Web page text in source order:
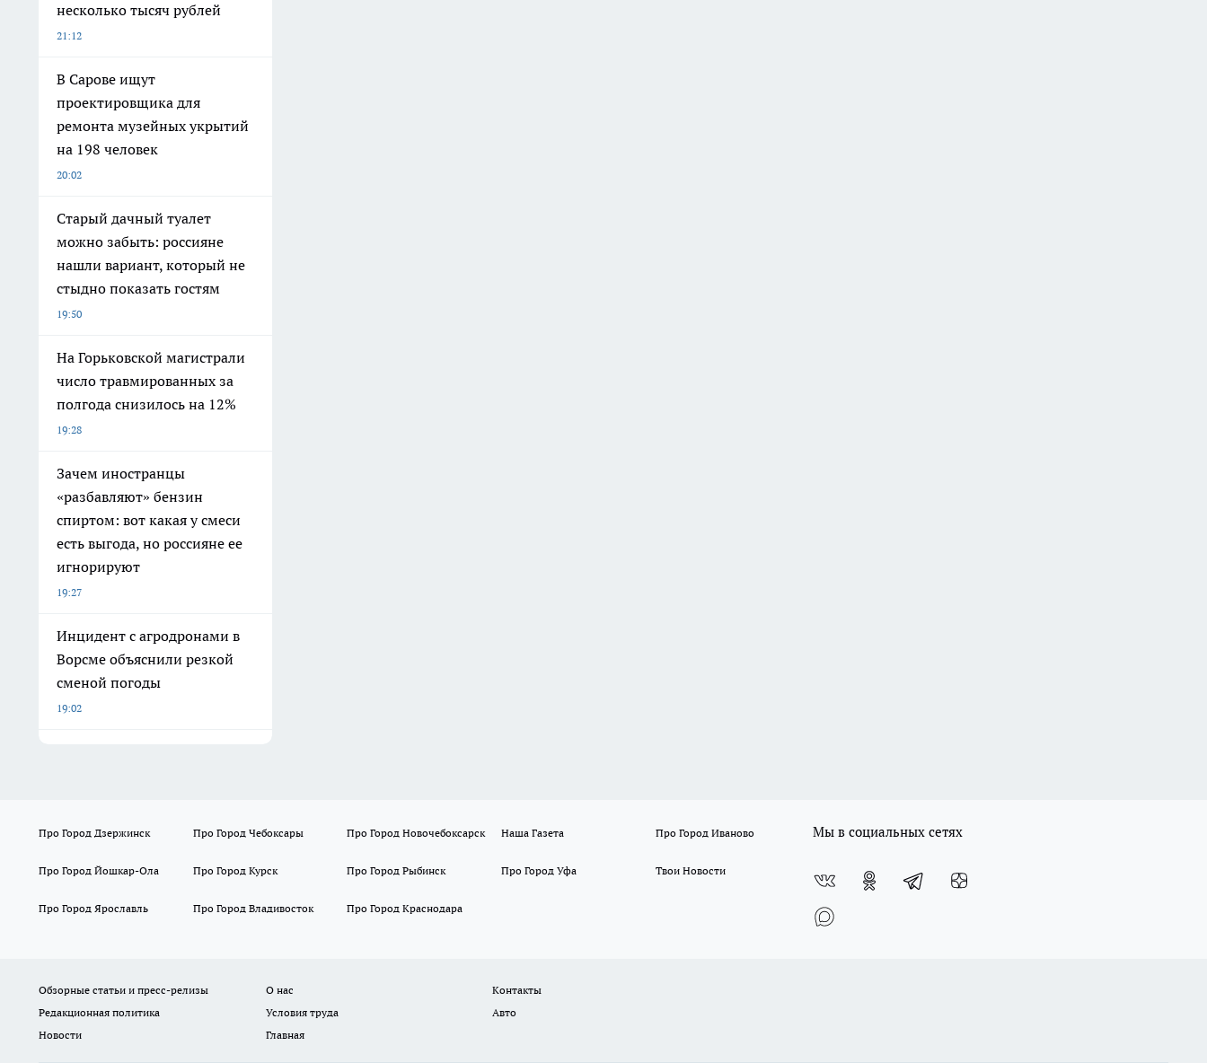
несколько тысяч рублей
21:12
В Сарове ищут
проектировщика для
ремонта музейных укрытий
на 198 человек
20:02
Старый дачный туалет
можно забыть: россияне
нашли вариант, который не
стыдно показать гостям
19:50
На Горьковской магистрали
число травмированных за
полгода снизилось на 12%
19:28
Зачем иностранцы
«разбавляют» бензин
спиртом: вот какая у смеси
есть выгода, но россияне ее
игнорируют
19:27
Инцидент с агродронами в
Ворсме объяснили резкой
сменой погоды
19:02
Про Город Дзержинск Про Город Чебоксары Про Город Новочебоксарск Наша Газета Про Город Иваново
Про Город Йошкар-Ола Про Город Курск Про Город Рыбинск Про Город Уфа Твои Новости
Про Город Ярославль Про Город Владивосток Про Город Краснодара
Мы в социальных сетях
Обзорные статьи и пресс-релизы О нас
Контакты
Редакционная политика
Условия труда
Авто
Новости
Главная